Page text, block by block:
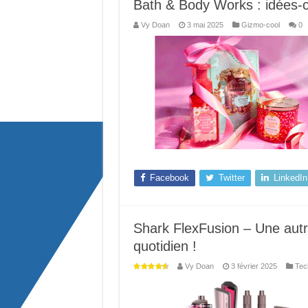
Bath & Body Works :
Vy Doan 3 mai 2025 Gizmo-cool 0
Facebook Twitter LinkedIn
Shark FlexFusion – Une
quotidien !
Vy Doan 3 février 2025